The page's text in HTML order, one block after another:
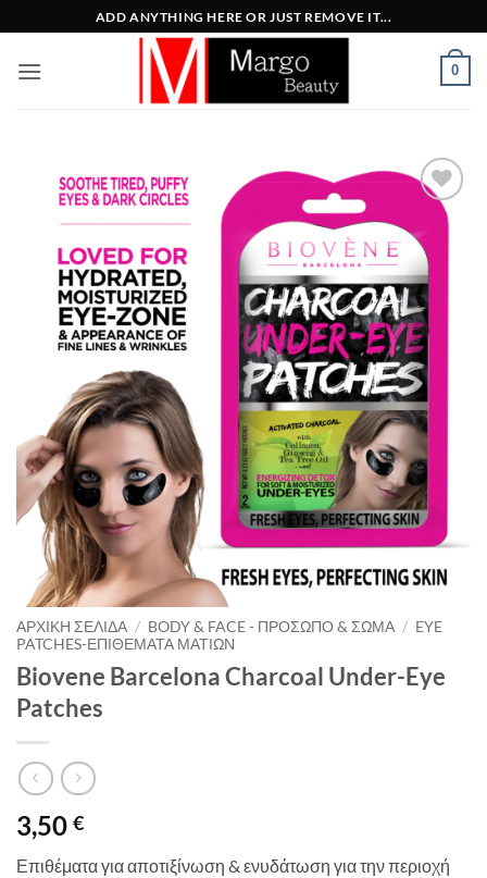
στο
περιεχόμενο
ADD ANYTHING HERE OR JUST REMOVE IT...
0
Add to
Wishlist
ΑΡΧΙΚΉ ΣΕΛΊΔΑ / BODY & FACE - ΠΡΌΣΩΠΟ & ΣΏΜΑ / EYE
PATCHES-ΕΠΙΘΈΜΑΤΑ ΜΑΤΙΏΝ
Biovene Barcelona Charcoal Under-Eye
Patches
3,50 €
Επιθέματα για αποτιξίνωση & ενυδάτωση για την περιοχή